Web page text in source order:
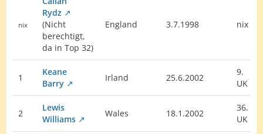
nix
Rydz
(Nicht
berechtigt,
da in Top 32)
England 3.7.1998 nix
1
Keane
Barry
Irland 25.6.2002
9.
UK
2
Lewis
Williams
Wales 18.1.2002
36.
UK